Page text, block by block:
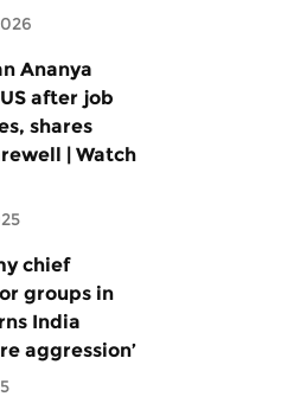
Ananya
after job
shares
| Watch
chief
groups in
India
aggression’